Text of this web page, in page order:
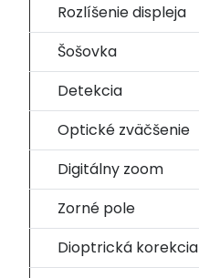
Rozlíšenie displeja
Šošovka
Detekcia
Optické zväčšenie
Digitálny zoom
Zorné pole
Dioptrická korekcia